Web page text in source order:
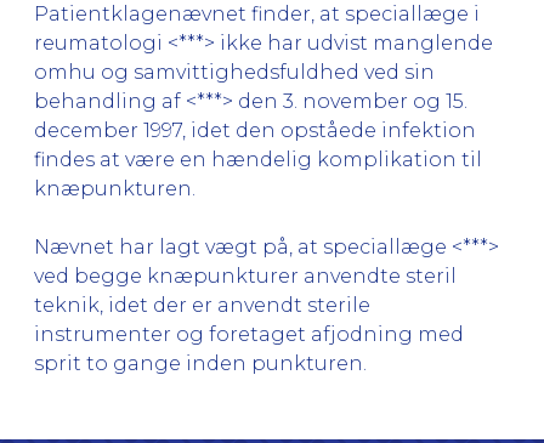
Patientklagenævnet finder, at speciallæge i
reumatologi <***> ikke har udvist manglende
omhu og samvittighedsfuldhed ved sin
behandling af <***> den 3. november og 15.
december 1997, idet den opståede infektion
findes at være en hændelig komplikation til
knæpunkturen.
Nævnet har lagt vægt på, at speciallæge <***>
ved begge knæpunkturer anvendte steril
teknik, idet der er anvendt sterile
instrumenter og foretaget afjodning med
sprit to gange inden punkturen.